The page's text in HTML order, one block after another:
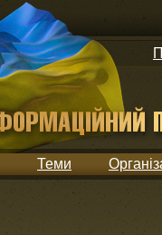
Теми